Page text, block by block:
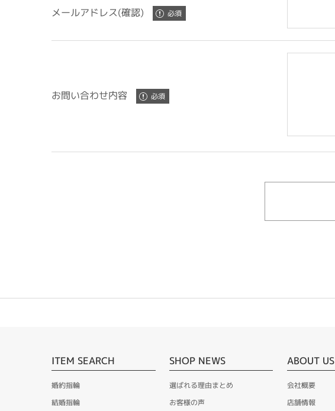
メールアドレス(確認)
お問い合わせ内容
ITEM SEARCH
婚約指輪
結婚指輪
SHOP NEWS
選ばれる理由まとめ
お客様の声
ABOUT US
会社概要
店舗情報